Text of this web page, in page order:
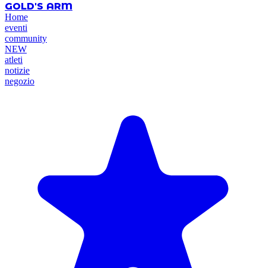
GOLD'S ARM
Home
eventi
community
NEW
atleti
notizie
negozio